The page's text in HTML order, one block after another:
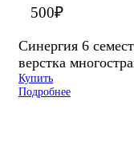
500₽
Синергия 6
верстка
Купить
Подробнее